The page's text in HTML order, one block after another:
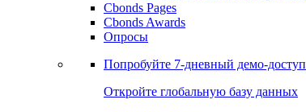
Cbonds Pages
Cbonds Awards
Опросы
Попробуйте 7-дневный демо-доступ
Откройте глобальную базу данных